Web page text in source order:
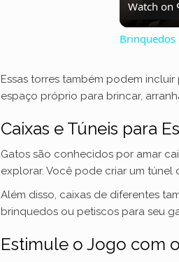
Watch on
Brinquedos
Essas torres também podem
espaço próprio para brincar,
Caixas e Túneis para
Gatos são conhecidos por amar
explorar. Você pode criar um
Além disso, caixas de diferentes
brinquedos ou petiscos para seu
Estimule o Jogo com